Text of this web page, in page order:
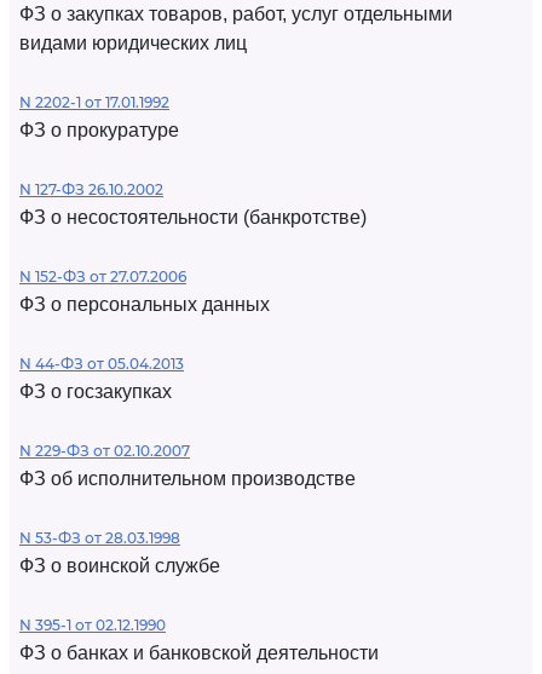
ФЗ о закупках товаров, работ, услуг отдельными
видами юридических лиц
N 2202-1 от 17.01.1992
ФЗ о прокуратуре
N 127-ФЗ 26.10.2002
ФЗ о несостоятельности (банкротстве)
N 152-ФЗ от 27.07.2006
ФЗ о персональных данных
N 44-ФЗ от 05.04.2013
ФЗ о госзакупках
N 229-ФЗ от 02.10.2007
ФЗ об исполнительном производстве
N 53-ФЗ от 28.03.1998
ФЗ о воинской службе
N 395-1 от 02.12.1990
ФЗ о банках и банковской деятельности